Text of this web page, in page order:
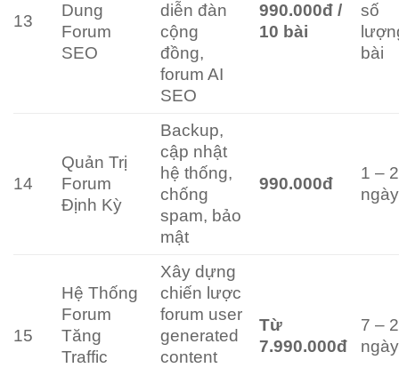
13
Dung
Forum
SEO
diễn đàn
cộng
đồng,
forum AI
SEO
990.000đ /
10 bài
số
bài
14
Quản Trị
Forum
Định Kỳ
Backup,
cập nhật
hệ thống,
chống
spam, bảo
mật
990.000đ
1 – 2
ngày
15
Hệ Thống
Forum
Tăng
Traffic
Xây dựng
chiến lược
forum user
generated
content
Từ
7.990.000đ
7 –
ngày